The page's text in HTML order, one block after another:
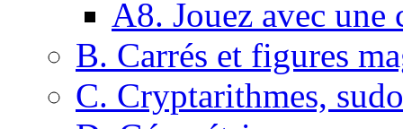
A8. Jouez avec une
B. Carrés et figures
C. Cryptarithmes,